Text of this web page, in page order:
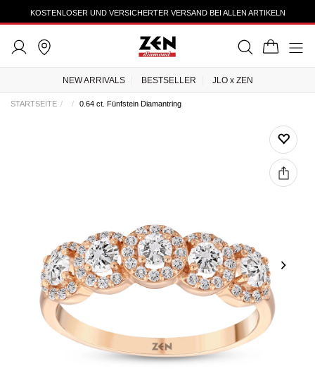
KOSTENLOSER UND VERSICHERTER VERSAND BEI ALLEN ARTIKELN
NEW ARRIVALS BESTSELLER JLO x ZEN
STARTSEITE 0.64 ct. Fünfstein Diamantring